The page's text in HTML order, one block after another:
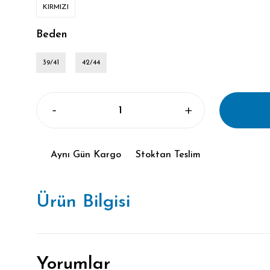
KIRMIZI
Beden
39/41 42/44
Aynı Gün Kargo Stoktan Teslim
Ürün Bilgisi
Yorumlar